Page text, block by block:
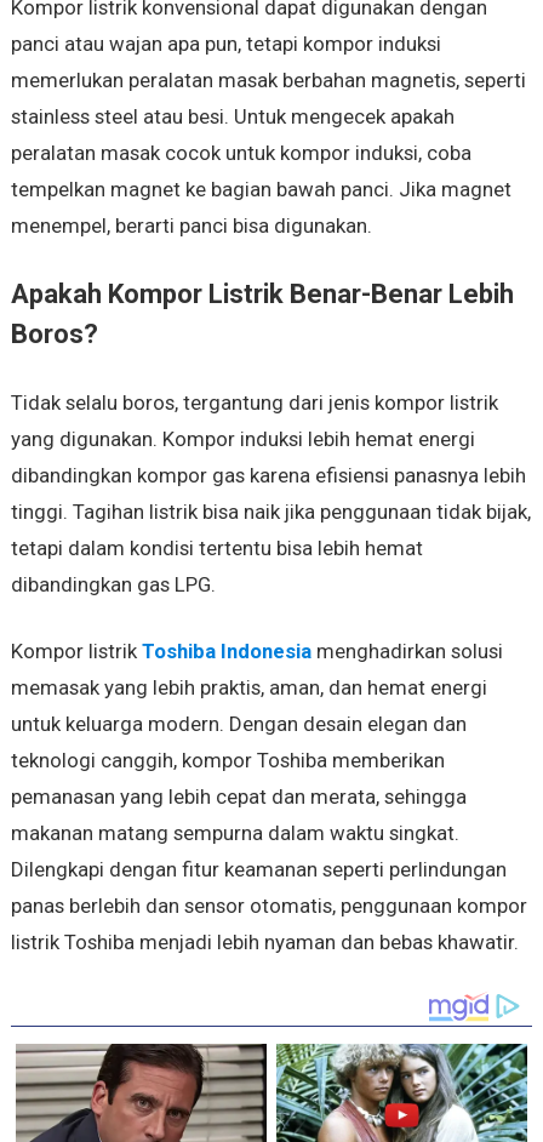
Kompor listrik konvensional dapat digunakan dengan
panci atau wajan apa pun, tetapi kompor induksi
memerlukan peralatan masak berbahan magnetis, seperti
stainless steel atau besi. Untuk mengecek apakah
peralatan masak cocok untuk kompor induksi, coba
tempelkan magnet ke bagian bawah panci. Jika magnet
menempel, berarti panci bisa digunakan.
Apakah Kompor Listrik Benar-Benar Lebih
Boros?
Tidak selalu boros, tergantung dari jenis kompor listrik
yang digunakan. Kompor induksi lebih hemat energi
dibandingkan kompor gas karena efisiensi panasnya lebih
tinggi. Tagihan listrik bisa naik jika penggunaan tidak bijak,
tetapi dalam kondisi tertentu bisa lebih hemat
dibandingkan gas LPG.
Kompor listrik Toshiba Indonesiamenghadirkan solusi
memasak yang lebih praktis, aman, dan hemat energi
untuk keluarga modern. Dengan desain elegan dan
teknologi canggih, kompor Toshiba memberikan
pemanasan yang lebih cepat dan merata, sehingga
makanan matang sempurna dalam waktu singkat.
Dilengkapi dengan fitur keamanan seperti perlindungan
panas berlebih dan sensor otomatis, penggunaan kompor
listrik Toshiba menjadi lebih nyaman dan bebas khawatir.